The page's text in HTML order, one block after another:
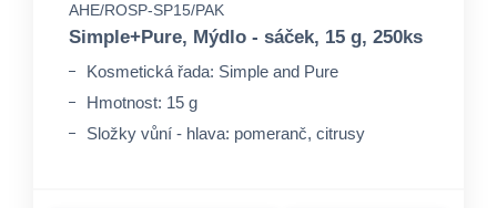
AHE/ROSP-SP15/PAK
Simple+Pure, Mýdlo - sáček, 15 g, 250ks
Kosmetická řada: Simple and Pure
Hmotnost: 15 g
Složky vůní - hlava: pomeranč, citrusy